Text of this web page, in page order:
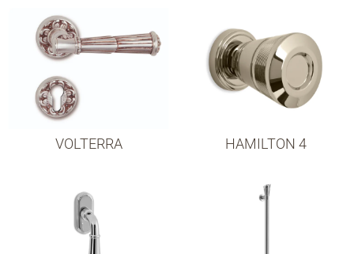
VOLTERRA HAMILTON 4